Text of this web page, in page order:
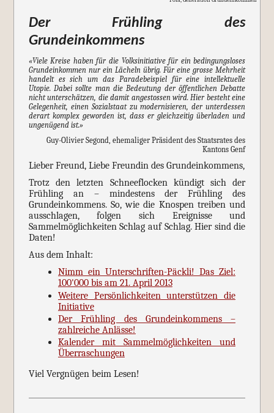
Der Frühling des
Grundeinkommens
«Viele Kreise haben für die Volksinitiative für ein bedingungsloses
Grundeinkommen nur ein Lächeln übrig. Für eine grosse Mehrheit
handelt es sich um das Paradebeispiel für eine intellektuelle
Utopie. Dabei sollte man die Bedeutung der öffentlichen Debatte
nicht unterschätzen, die damit angestossen wird. Hier besteht eine
Gelegenheit, einen Sozialstaat zu modernisieren, der unterdessen
derart komplex geworden ist, dass er gleichzeitig überladen und
ungenügend ist.»
Guy-Olivier Segond, ehemaliger Präsident des Staatsrates des
Kantons Genf
Lieber Freund, Liebe Freundin des Grundeinkommens,
Trotz den letzten Schneeflocken kündigt sich der
Frühling an – mindestens der Frühling des
Grundeinkommens. So, wie die Knospen treiben und
ausschlagen, folgen sich Ereignisse und
Sammelmöglichkeiten Schlag auf Schlag. Hier sind die
Daten!
Aus dem Inhalt:
Nimm ein Unterschriften-Päckli! Das Ziel:
100'000 bis am 21. April 2013
Weitere Persönlichkeiten unterstützen die
Initiative
Der Frühling des Grundeinkommens –
zahlreiche Anlässe!
Kalender mit Sammelmöglichkeiten und
Überraschungen
Viel Vergnügen beim Lesen!